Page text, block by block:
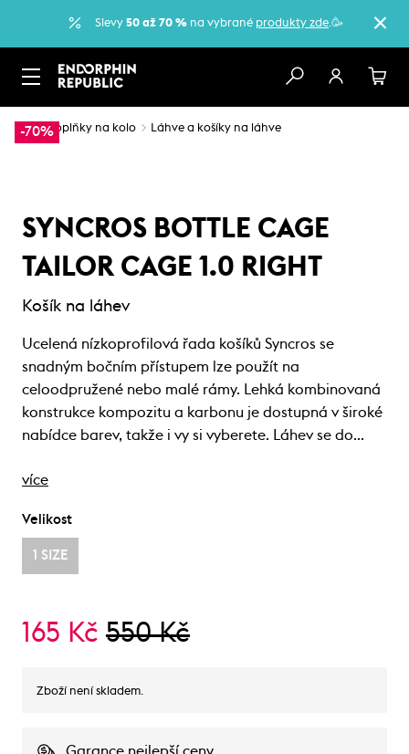
Slevy 50 až 70 % na vybrané produkty zde.🥳
-70%
… Doplňky na kolo Láhve a košíky na láhve
SYNCROS BOTTLE CAGE
TAILOR CAGE 1.0 RIGHT
Košík na láhev
Ucelená nízkoprofilová řada košíků Syncros se
snadným bočním přístupem lze použít na
celoodpružené nebo malé rámy. Lehká kombinovaná
konstrukce kompozitu a karbonu je dostupná v široké
nabídce barev, takže i vy si vyberete. Láhev se do…
více
Velikost
1 SIZE
165 Kč 550 Kč
Zboží není skladem.